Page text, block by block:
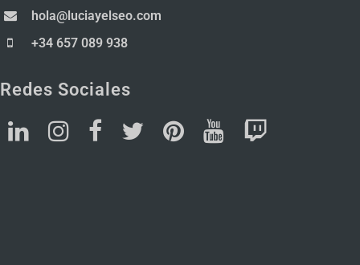
hola@luciayelseo.com
+34 657 089 938
Redes Sociales